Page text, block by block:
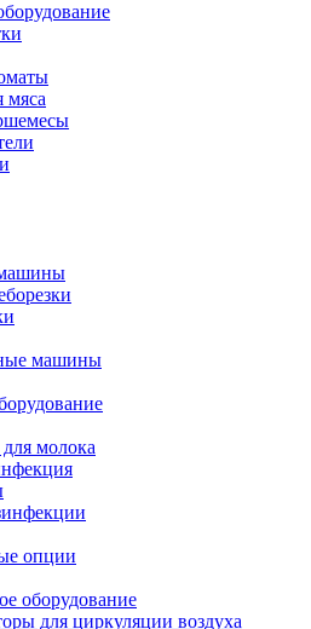
мяса
машины
молока
опции
оборудование
для циркуляции воздуха